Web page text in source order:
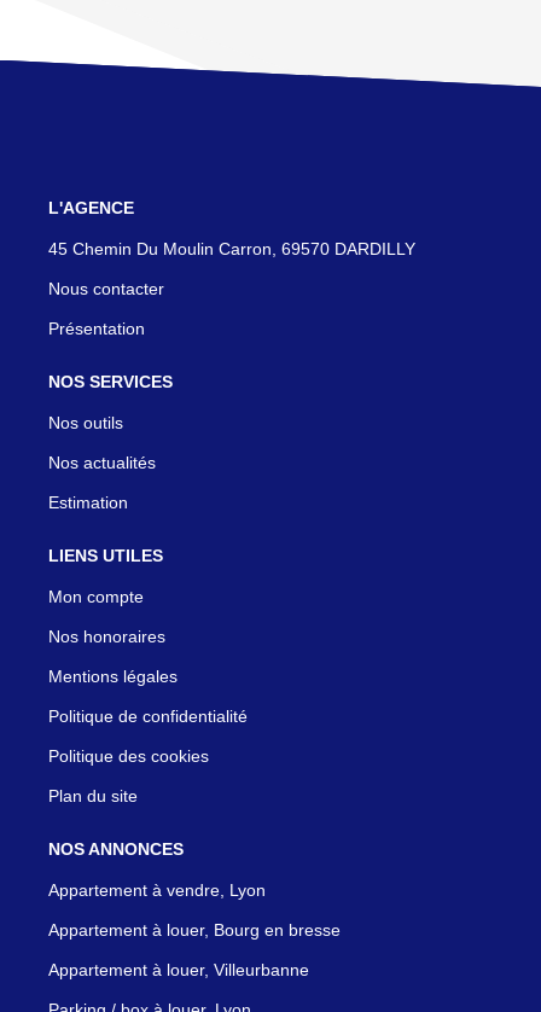
L'AGENCE
45 Chemin Du Moulin Carron, 69570 DARDILLY
Nous contacter
Présentation
NOS SERVICES
Nos outils
Nos actualités
Estimation
LIENS UTILES
Mon compte
Nos honoraires
Mentions légales
Politique de confidentialité
Politique des cookies
Plan du site
NOS ANNONCES
Appartement à vendre, Lyon
Appartement à louer, Bourg en bresse
Appartement à louer, Villeurbanne